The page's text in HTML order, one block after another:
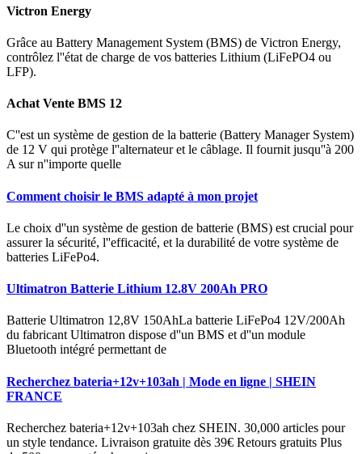
Victron Energy
Grâce au Battery Management System (BMS) de Victron Energy,
contrôlez l''état de charge de vos batteries Lithium (LiFePO4 ou
LFP).
Achat Vente BMS 12
C''est un système de gestion de la batterie (Battery Manager System)
de 12 V qui protège l''alternateur et le câblage. Il fournit jusqu''à 200
A sur n''importe quelle
Comment choisir le BMS adapté à mon projet
Le choix d''un système de gestion de batterie (BMS) est crucial pour
assurer la sécurité, l''efficacité, et la durabilité de votre système de
batteries LiFePo4.
Ultimatron Batterie Lithium 12.8V 200Ah PRO
Batterie Ultimatron 12,8V 150AhLa batterie LiFePo4 12V/200Ah
du fabricant Ultimatron dispose d''un BMS et d''un module
Bluetooth intégré permettant de
Recherchez bateria+12v+103ah | Mode en ligne | SHEIN
FRANCE
Recherchez bateria+12v+103ah chez SHEIN. 30,000 articles pour
un style tendance. Livraison gratuite dès 39€ Retours gratuits Plus